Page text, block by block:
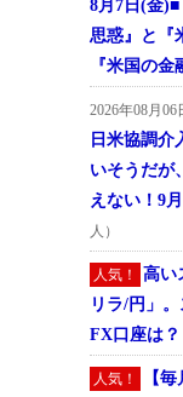
8月7日(金
思惑』と『
『米国の
2026年08月
日米協調介
いそうだが
えない！9
人）
人気！
高い
リラ/円」
FX口座は？
人気！
【